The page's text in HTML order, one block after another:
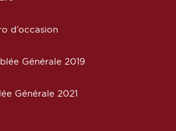
d’occasion
Générale 2019
Générale 2021